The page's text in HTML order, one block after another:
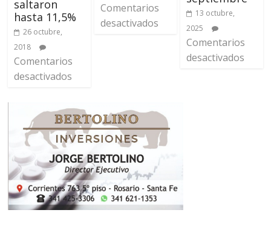
saltaron
hasta 11,5%
26 octubre,
2018
Comentarios
desactivados
Comentarios
desactivados
13 octubre,
2025
Comentarios
desactivados